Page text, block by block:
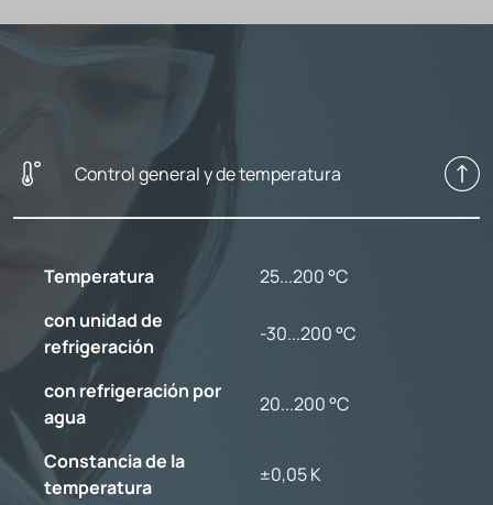
Control general y de temperatura
Temperatura
25...200 °C
con unidad de
refrigeración
-30...200 °C
con refrigeración por
agua
20...200 °C
Constancia de la
temperatura
±0,05 K